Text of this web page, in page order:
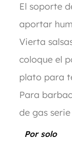
El soporte
aportar
Vierta
coloque el
plato para
Para
de gas
Por solo